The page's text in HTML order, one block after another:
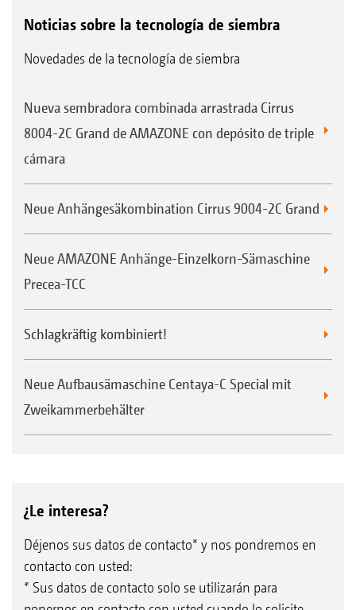
Noticias sobre la tecnología de siembra
Novedades de la tecnología de siembra
Nueva sembradora combinada arrastrada Cirrus
8004-2C Grand de AMAZONE con depósito de triple
cámara
Neue Anhängesäkombination Cirrus 9004-2C Grand
Neue AMAZONE Anhänge-Einzelkorn-Sämaschine
Precea-TCC
Schlagkräftig kombiniert!
Neue Aufbausämaschine Centaya-C Special mit
Zweikammerbehälter
¿Le interesa?
Déjenos sus datos de contacto* y nos pondremos en
contacto con usted:
* Sus datos de contacto solo se utilizarán para